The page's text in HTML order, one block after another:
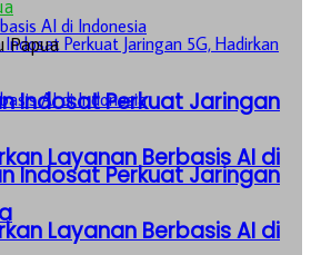
Indosat Perkuat Jaringan
Layanan Berbasis AI di
Indosat Perkuat Jaringan
Layanan Berbasis AI di
Papua